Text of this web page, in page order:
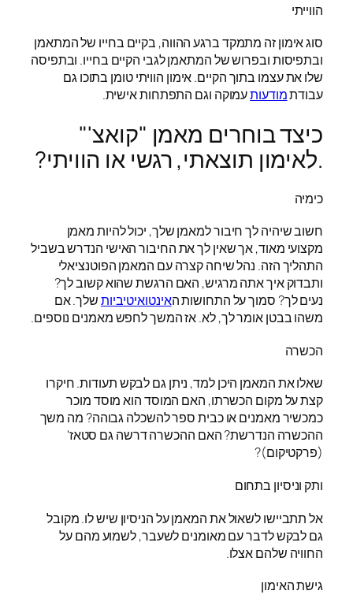
הווייתי
סוג אימון זה מתמקד ברגע ההווה, בקיים בחייו של המתאמן
ובתפיסות ובפרוש של המתאמן לגבי הקיים בחייו. ובתפיסה
שלו את עצמו בתוך הקיים. אימון הוויתי טומן בתוכו גם
עבודתמודעותעמוקה וגם התפתחות אישית.
כיצד בוחרים מאמן "קואצ'"
.לאימון תוצאתי, רגשי או הוויתי?
כימיה
חשוב שיהיה לך חיבור למאמן שלך, יכול להיות מאמן
מקצועי מאוד, אך שאין לך את החיבור האישי הנדרש בשביל
התהליך הזה. נהל שיחה קצרה עם המאמן הפוטנציאלי
ותבדוק איך אתה מרגיש, האם הרגשת שהוא קשוב לך?
נעים לך? סמוך על התחושות האינטואיטיביותשלך. אם
משהו בבטן אומר לך, לא. אז המשך לחפש מאמנים נוספים.
הכשרה
שאלו את המאמן היכן למד, ניתן גם לבקש תעודות. חיקרו
קצת על מקום הכשרתו, האם המוסד הוא מוסד מוכר
כמכשיר מאמנים או כבית ספר להשכלה גבוהה? מה משך
ההכשרה הנדרשת? האם ההכשרה דרשה גם סטאז'
(פרקטיקום)?
ותק וניסיון בתחום
אל תתביישו לשאול את המאמן על הניסיון שיש לו. מקובל
גם לבקש לדבר עם מאומנים לשעבר, לשמוע מהם על
החוויה שלהם אצלו.
גישת האימון